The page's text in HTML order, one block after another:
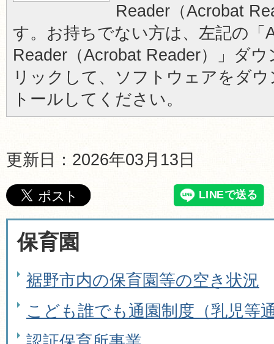
Reader（Acrobat
す。お持ちでない方は、左記の「
Reader（Acrobat Reader）」ダ
リックして、ソフトウェアをダ
トールしてください。
更新日：2026年03月13日
保育園
裾野市内の保育園等の空き状況
こども誰でも通園制度（乳児等